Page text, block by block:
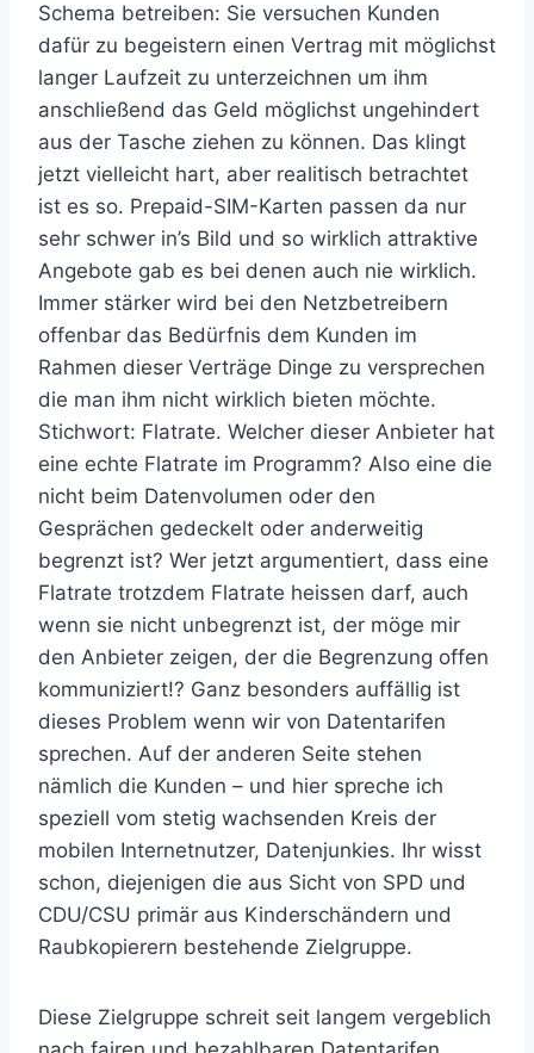
Schema betreiben: Sie versuchen Kunden
dafür zu begeistern einen Vertrag mit möglichst
langer Laufzeit zu unterzeichnen um ihm
anschließend das Geld möglichst ungehindert
aus der Tasche ziehen zu können. Das klingt
jetzt vielleicht hart, aber realitisch betrachtet
ist es so. Prepaid-SIM-Karten passen da nur
sehr schwer in’s Bild und so wirklich attraktive
Angebote gab es bei denen auch nie wirklich.
Immer stärker wird bei den Netzbetreibern
offenbar das Bedürfnis dem Kunden im
Rahmen dieser Verträge Dinge zu versprechen
die man ihm nicht wirklich bieten möchte.
Stichwort: Flatrate. Welcher dieser Anbieter hat
eine echte Flatrate im Programm? Also eine die
nicht beim Datenvolumen oder den
Gesprächen gedeckelt oder anderweitig
begrenzt ist? Wer jetzt argumentiert, dass eine
Flatrate trotzdem Flatrate heissen darf, auch
wenn sie nicht unbegrenzt ist, der möge mir
den Anbieter zeigen, der die Begrenzung offen
kommuniziert!? Ganz besonders auffällig ist
dieses Problem wenn wir von Datentarifen
sprechen. Auf der anderen Seite stehen
nämlich die Kunden – und hier spreche ich
speziell vom stetig wachsenden Kreis der
mobilen Internetnutzer, Datenjunkies. Ihr wisst
schon, diejenigen die aus Sicht von SPD und
CDU/CSU primär aus Kinderschändern und
Raubkopierern bestehende Zielgruppe.
Diese Zielgruppe schreit seit langem vergeblich